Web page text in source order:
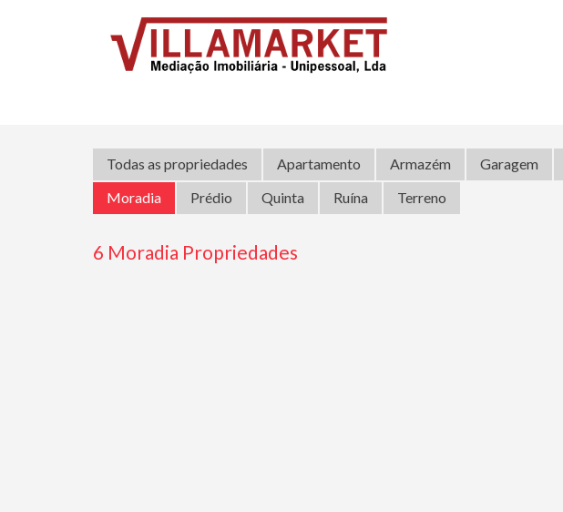
Todas as propriedades Apartamento Armazém Garagem
Moradia
Prédio Quinta Ruína Terreno
6 Moradia Propriedades